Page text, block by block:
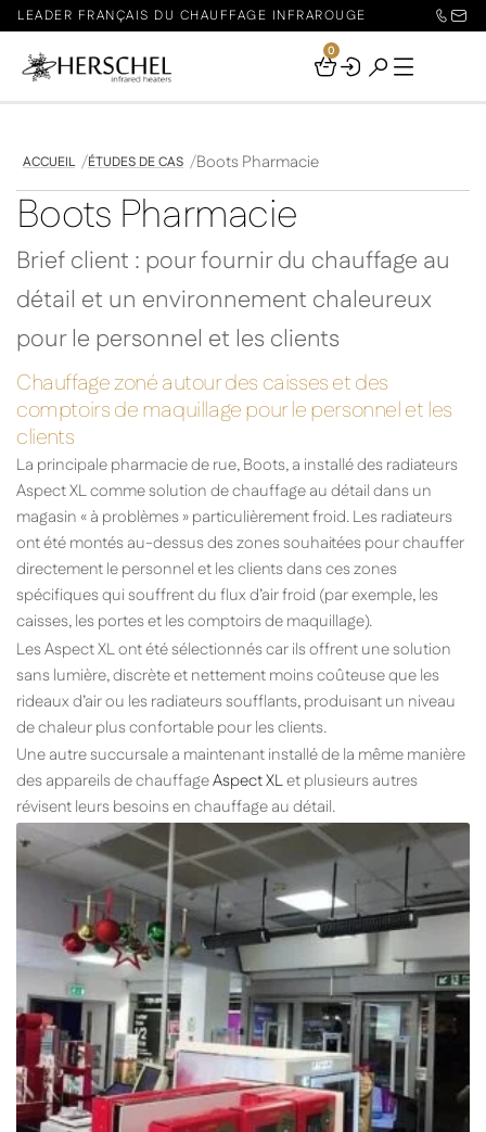
LEADER FRANÇAIS DU CHAUFFAGE INFRAROUGE
Your
0
ACCUEIL ÉTUDES DE CAS Boots Pharmacie
Boots Pharmacie
Brief client : pour fournir du chauffage au
détail et un environnement chaleureux
pour le personnel et les clients
Chauffage zoné autour des caisses et des
comptoirs de maquillage pour le personnel et les
clients
La principale pharmacie de rue, Boots, a installé des radiateurs
Aspect XL comme solution de chauffage au détail dans un
magasin « à problèmes » particulièrement froid. Les radiateurs
ont été montés au-dessus des zones souhaitées pour chauffer
directement le personnel et les clients dans ces zones
spécifiques qui souffrent du flux d’air froid (par exemple, les
caisses, les portes et les comptoirs de maquillage).
Les Aspect XL ont été sélectionnés car ils offrent une solution
sans lumière, discrète et nettement moins coûteuse que les
rideaux d’air ou les radiateurs soufflants, produisant un niveau
de chaleur plus confortable pour les clients.
Une autre succursale a maintenant installé de la même manière
des appareils de chauffageAspect XLet plusieurs autres
révisent leurs besoins en chauffage au détail.